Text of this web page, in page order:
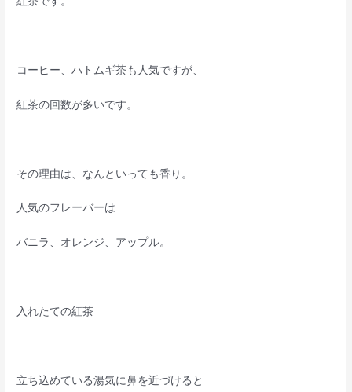
コーヒー、ハトムギ茶も人気ですが、
紅茶の回数が多いです。
その理由は、なんといっても香り。
人気のフレーバーは
バニラ、オレンジ、アップル。
入れたての紅茶
立ち込めている湯気に鼻を近づけると